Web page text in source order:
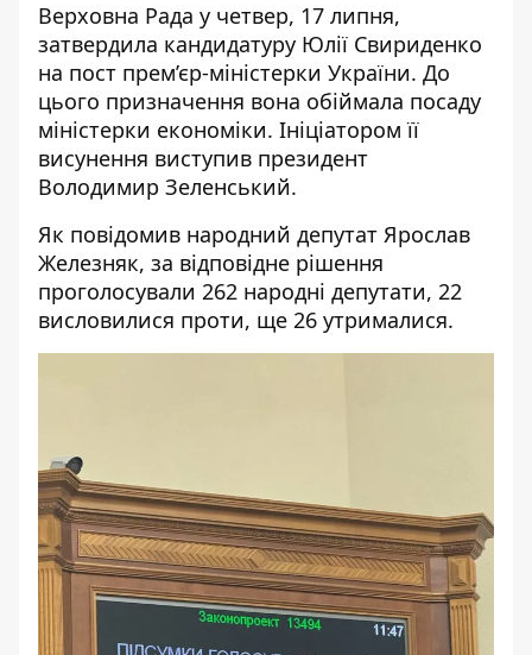
Верховна Рада у четвер, 17 липня,
затвердила кандидатуру Юлії Свириденко
на пост прем’єр-міністерки України. До
цього призначення вона обіймала посаду
міністерки економіки. Ініціатором її
висунення виступив президент
Володимир Зеленський.
Як повідомив народний депутат Ярослав
Железняк, за відповідне рішення
проголосували 262 народні депутати, 22
висловилися проти, ще 26 утрималися.